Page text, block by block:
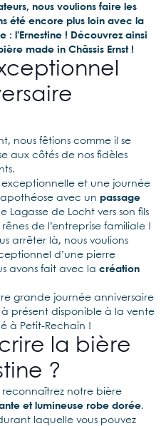
nous voulions faire les
été encore plus loin avec la
l’Ernestine ! Découvrez ainsi
made in Châssis Ernst !
nous fêtions comme il se
aux côtés de nos fidèles
exceptionnelle et une journée
avec un passage
Lagasse de Locht vers son fils
de l’entreprise familiale !
arrêter là, nous voulions
d’une pierre
avons fait avec la création
grande journée anniversaire
à présent disponible à la vente
à Petit-Rechain !
la bière
?
reconnaîtrez notre bière
et lumineuse robe dorée.
laquelle vous pouvez